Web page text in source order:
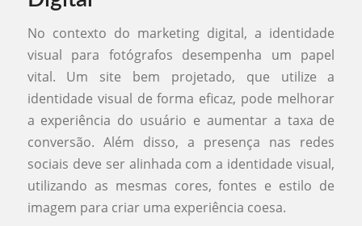
No contexto do marketing digital, a identidade
visual para fotógrafos desempenha um papel
vital. Um site bem projetado, que utilize a
identidade visual de forma eficaz, pode melhorar
a experiência do usuário e aumentar a taxa de
conversão. Além disso, a presença nas redes
sociais deve ser alinhada com a identidade visual,
utilizando as mesmas cores, fontes e estilo de
imagem para criar uma experiência coesa.